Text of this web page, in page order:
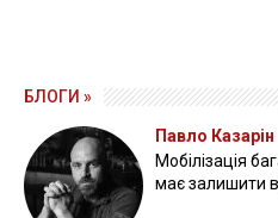
БЛОГИ »
Павло Казарін
Мобілізація
має залишити